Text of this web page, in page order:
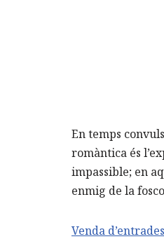
En temps
romàntica és
impassible; en
enmig de la
Venda d’entrades